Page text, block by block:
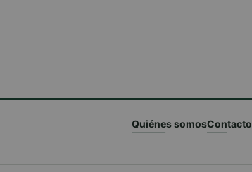
Quiénes somosContacto